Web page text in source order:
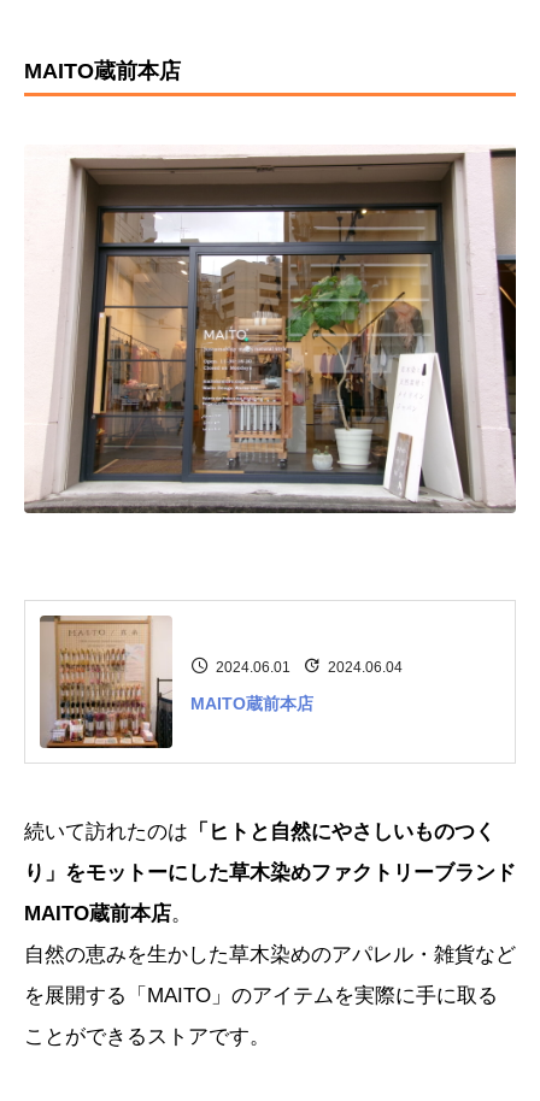
MAITO蔵前本店
2024.06.01 2024.06.04
MAITO蔵前本店
続いて訪れたのは 「ヒトと自然にやさしいものつく
り」をモットーにした草木染めファクトリーブランド
MAITO蔵前本店。
自然の恵みを生かした草木染めのアパレル・雑貨など
を展開する「 MAITO 」のアイテムを実際に手に取る
ことができるストアです。